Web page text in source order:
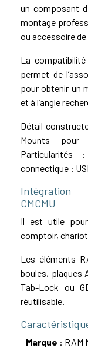
un composant
montage
ou accessoire
La
permet de
pour obtenir un
et à l’angle
Détail
Mounts pour
Particularités
connectique :
Intégration
CMCMU
Il est utile
comptoir,
Les éléments
boules, plaques
Tab-Lock ou
réutilisable.
- Marque : RAM